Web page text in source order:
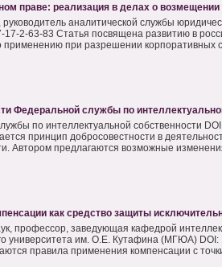
праве: реализация в делах о
аналитической службы
2-63-83 Статья посвящена развитию в
применению при разрешении корпоративных
Федеральной службы по
по интеллектуальной собственности
принцип добросовестности в
Автором предлагаются возможные
как средство защиты
профессор, заведующая кафедрой
университета им. О.Е. Кутафина (МГЮА)
правила применения компенсации с